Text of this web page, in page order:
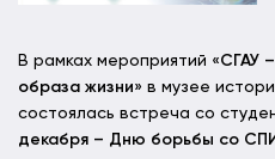
В рамках мероприятий «СГАУ
образа жизни» в музее
состоялась встреча со
декабря – Дню борьбы со